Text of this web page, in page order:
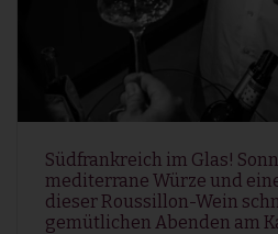
Südfrankreich im Glas!
mediterrane Würze und
dieser Roussillon-Wein
gemütlichen Abenden am